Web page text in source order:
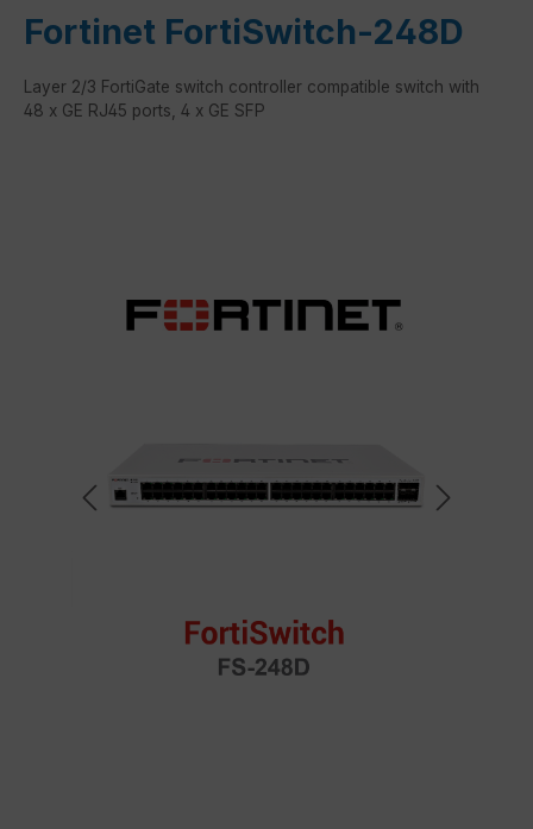
Fortinet FortiSwitch-248D
Layer 2/3 FortiGate switch controller compatible switch with
48 x GE RJ45 ports, 4 x GE SFP